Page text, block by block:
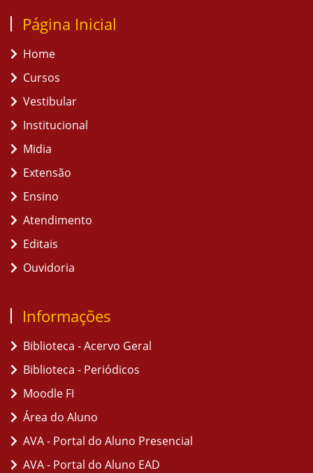
Página Inicial
Home
Cursos
Vestibular
Institucional
Midia
Extensão
Ensino
Atendimento
Editais
Ouvidoria
Informações
Biblioteca - Acervo Geral
Biblioteca - Periódicos
Moodle FI
Área do Aluno
AVA - Portal do Aluno Presencial
AVA - Portal do Aluno EAD